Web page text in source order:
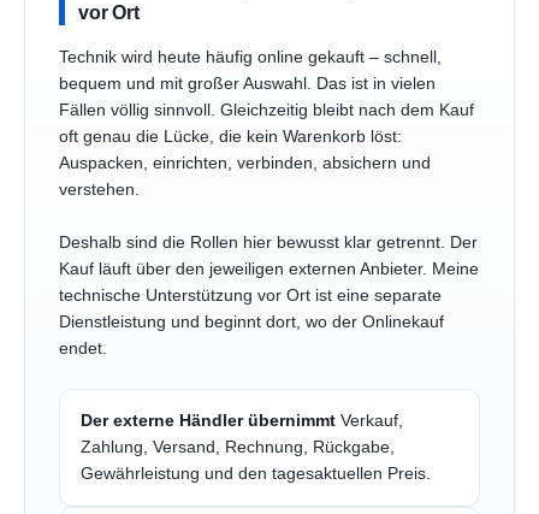
vor Ort
Technik wird heute häufig online gekauft – schnell,
bequem und mit großer Auswahl. Das ist in vielen
Fällen völlig sinnvoll. Gleichzeitig bleibt nach dem Kauf
oft genau die Lücke, die kein Warenkorb löst:
Auspacken, einrichten, verbinden, absichern und
verstehen.
Deshalb sind die Rollen hier bewusst klar getrennt. Der
Kauf läuft über den jeweiligen externen Anbieter. Meine
technische Unterstützung vor Ort ist eine separate
Dienstleistung und beginnt dort, wo der Onlinekauf
endet.
Der externe Händler übernimmt Verkauf,
Zahlung, Versand, Rechnung, Rückgabe,
Gewährleistung und den tagesaktuellen Preis.